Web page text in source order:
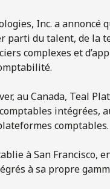
Inc. a annoncé
parti du talent, de la
complexes et
au Canada, Teal
intégrées,
comptables.
à San Francisco,
à sa propre